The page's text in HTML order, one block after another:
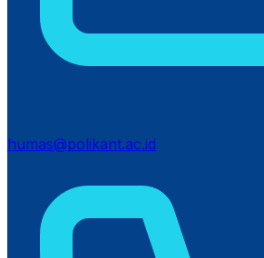
humas@polikant.ac.id